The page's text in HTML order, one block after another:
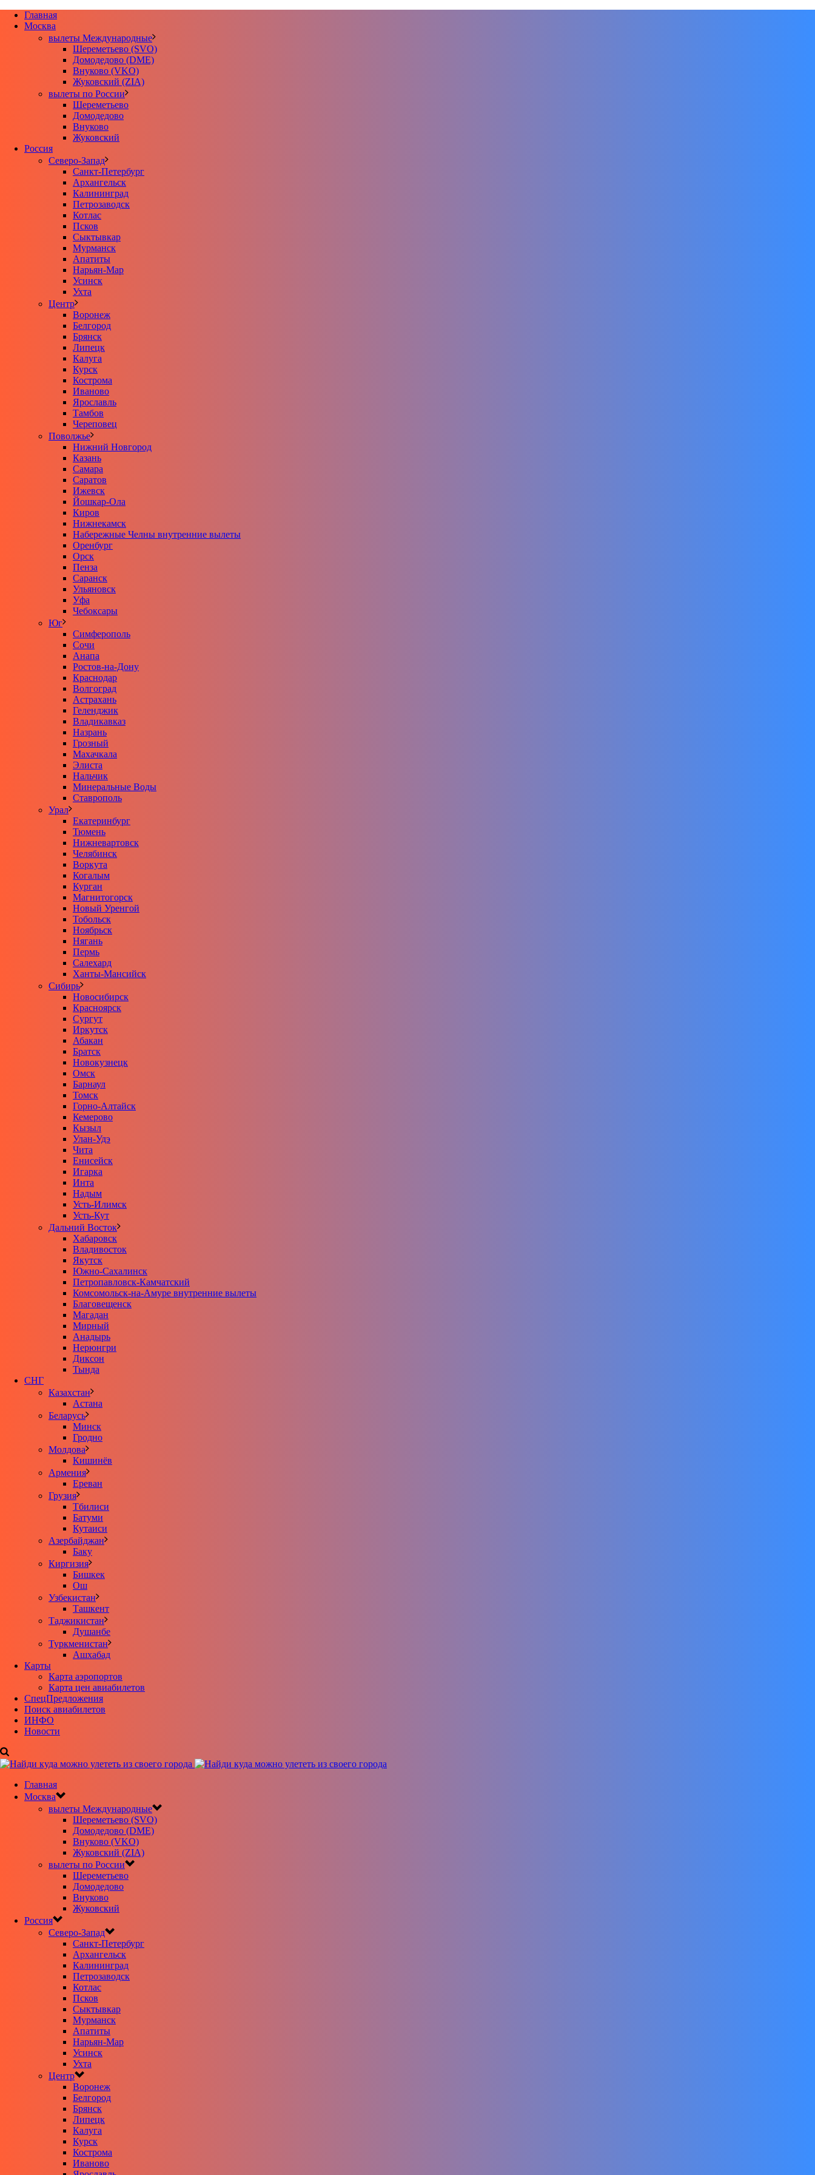
Главная
Москва
вылеты Международные
Шереметьево (SVO)
Домодедово (DME)
Внуково (VKO)
Жуковский (ZIA)
вылеты по России
Шереметьево
Домодедово
Внуково
Жуковский
Россия
Северо-Запад
Санкт-Петербург
Архангельск
Калининград
Петрозаводск
Котлас
Псков
Сыктывкар
Мурманск
Апатиты
Нарьян-Мар
Усинск
Ухта
Центр
Воронеж
Белгород
Брянск
Липецк
Калуга
Курск
Кострома
Иваново
Ярославль
Тамбов
Череповец
Поволжье
Нижний Новгород
Казань
Самара
Саратов
Ижевск
Йошкар-Ола
Киров
Нижнекамск
Набережные Челны внутренние вылеты
Оренбург
Орск
Пенза
Саранск
Ульяновск
Уфа
Чебоксары
Юг
Симферополь
Сочи
Анапа
Ростов-на-Дону
Краснодар
Волгоград
Астрахань
Геленджик
Владикавказ
Назрань
Грозный
Махачкала
Элиста
Нальчик
Минеральные Воды
Ставрополь
Урал
Екатеринбург
Тюмень
Нижневартовск
Челябинск
Воркута
Когалым
Курган
Магнитогорск
Новый Уренгой
Тобольск
Ноябрьск
Нягань
Пермь
Салехард
Ханты-Мансийск
Сибирь
Новосибирск
Красноярск
Сургут
Иркутск
Абакан
Братск
Новокузнецк
Омск
Барнаул
Томск
Горно-Алтайск
Кемерово
Кызыл
Улан-Удэ
Чита
Енисейск
Игарка
Инта
Надым
Усть-Илимск
Усть-Кут
Дальний Восток
Хабаровск
Владивосток
Якутск
Южно-Сахалинск
Петропавловск-Камчатский
Комсомольск-на-Амуре внутренние вылеты
Благовещенск
Магадан
Мирный
Анадырь
Нерюнгри
Диксон
Тында
СНГ
Казахстан
Астана
Беларусь
Минск
Гродно
Молдова
Кишинёв
Армения
Ереван
Грузия
Тбилиси
Батуми
Кутаиси
Азербайджан
Баку
Киргизия
Бишкек
Ош
Узбекистан
Ташкент
Таджикистан
Душанбе
Туркменистан
Ашхабад
Карты
Карта аэропортов
Карта цен авиабилетов
CпецПредложения
Поиск авиабилетов
ИНФО
Новости
Главная
Москва
вылеты Международные
Шереметьево (SVO)
Домодедово (DME)
Внуково (VKO)
Жуковский (ZIA)
вылеты по России
Шереметьево
Домодедово
Внуково
Жуковский
Россия
Северо-Запад
Санкт-Петербург
Архангельск
Калининград
Петрозаводск
Котлас
Псков
Сыктывкар
Мурманск
Апатиты
Нарьян-Мар
Усинск
Ухта
Центр
Воронеж
Белгород
Брянск
Липецк
Калуга
Курск
Кострома
Иваново